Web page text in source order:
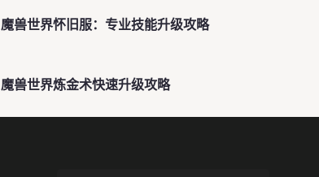
魔兽世界怀旧服：专业技能升级攻略
魔兽世界炼金术快速升级攻略